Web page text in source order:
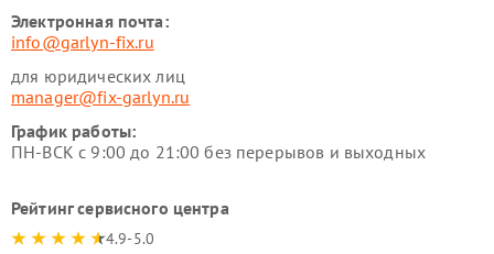
Электронная почта:
info@garlyn-fix.ru
для юридических лиц
manager@fix-garlyn.ru
График работы:
ПН-ВСК с 9:00 до 21:00 без перерывов и выходных
Рейтинг сервисного центра
4.9-5.0